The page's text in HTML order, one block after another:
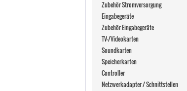
Zubehör Stromversorgung
Eingabegeräte
Zubehör Eingabegeräte
TV-/Videokarten
Soundkarten
Speicherkarten
Controller
Netzwerkadapter / Schnittstellen